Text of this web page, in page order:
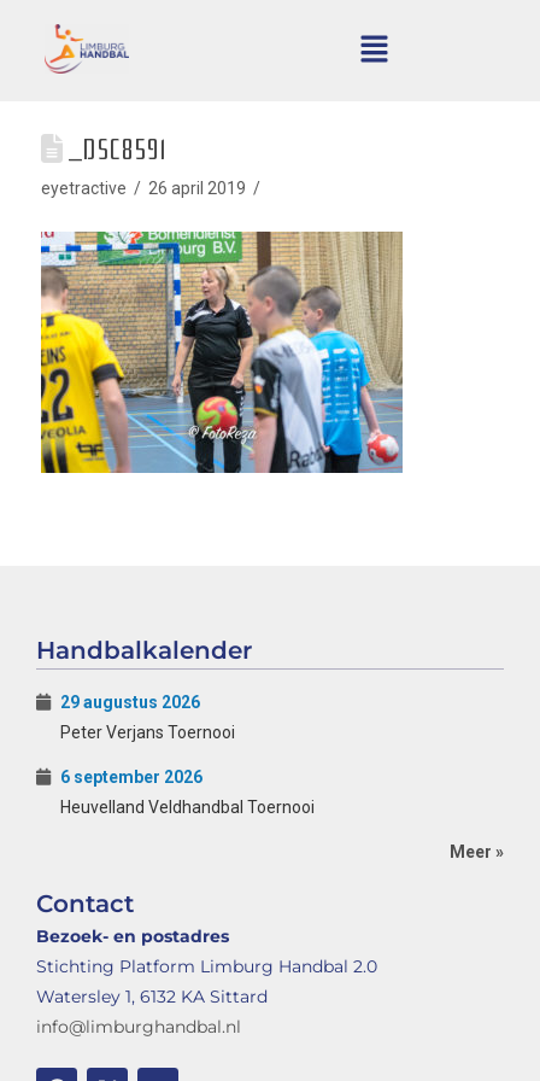
_DSC8591
eyetractive 26 april 2019
Handbalkalender
29 augustus 2026
Peter Verjans Toernooi
6 september 2026
Heuvelland Veldhandbal Toernooi
Meer »
Contact
Bezoek- en postadres
Stichting Platform Limburg Handbal 2.0
Watersley 1, 6132 KA Sittard
info@limburghandbal.nl